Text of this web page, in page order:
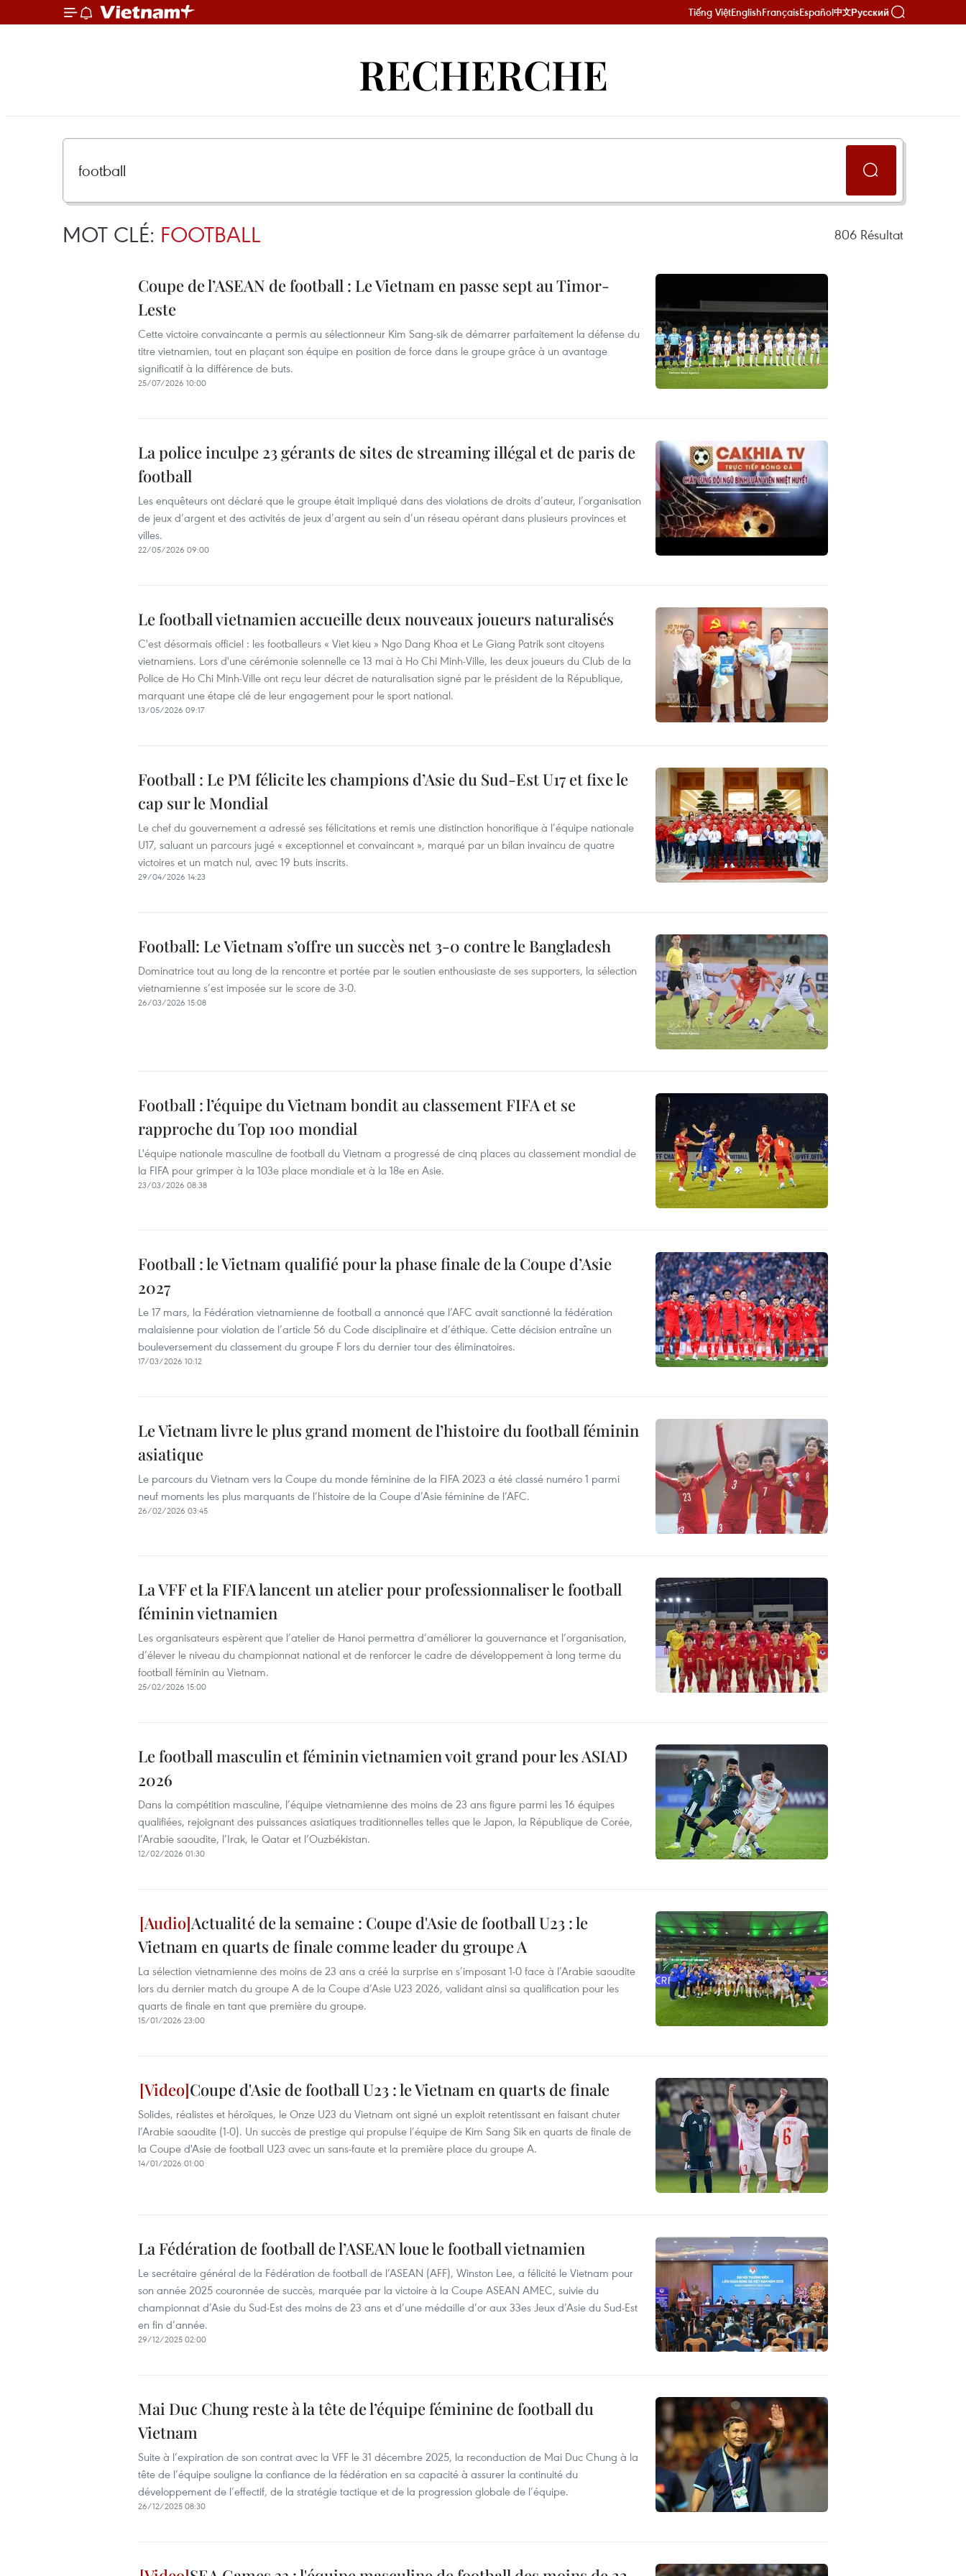
Tiếng ViệtEnglishFrançaisEspañol中文Русский
RECHERCHE
MOT CLÉ: FOOTBALL 806 Résultat
Coupe de l’ASEAN de football : Le Vietnam en passe sept au Timor-
Leste
Cette victoire convaincante a permis au sélectionneur Kim Sang-sik de démarrer parfaitement la défense du
titre vietnamien, tout en plaçant son équipe en position de force dans le groupe grâce à un avantage
significatif à la différence de buts.
25/07/2026 10:00
La police inculpe 23 gérants de sites de streaming illégal et de paris de
football
Les enquêteurs ont déclaré que le groupe était impliqué dans des violations de droits d’auteur, l’organisation
de jeux d’argent et des activités de jeux d’argent au sein d’un réseau opérant dans plusieurs provinces et
villes.
22/05/2026 09:00
Le football vietnamien accueille deux nouveaux joueurs naturalisés
C'est désormais officiel : les footballeurs « Viet kieu » Ngo Dang Khoa et Le Giang Patrik sont citoyens
vietnamiens. Lors d'une cérémonie solennelle ce 13 mai à Ho Chi Minh-Ville, les deux joueurs du Club de la
Police de Ho Chi Minh-Ville ont reçu leur décret de naturalisation signé par le président de la République,
marquant une étape clé de leur engagement pour le sport national.
13/05/2026 09:17
Football : Le PM félicite les champions d’Asie du Sud-Est U17 et fixe le
cap sur le Mondial
Le chef du gouvernement a adressé ses félicitations et remis une distinction honorifique à l’équipe nationale
U17, saluant un parcours jugé « exceptionnel et convaincant », marqué par un bilan invaincu de quatre
victoires et un match nul, avec 19 buts inscrits.
29/04/2026 14:23
Football: Le Vietnam s’offre un succès net 3-0 contre le Bangladesh
Dominatrice tout au long de la rencontre et portée par le soutien enthousiaste de ses supporters, la sélection
vietnamienne s’est imposée sur le score de 3-0.
26/03/2026 15:08
Football : l’équipe du Vietnam bondit au classement FIFA et se
rapproche du Top 100 mondial
L'équipe nationale masculine de football du Vietnam a progressé de cinq places au classement mondial de
la FIFA pour grimper à la 103e place mondiale et à la 18e en Asie.
23/03/2026 08:38
Football : le Vietnam qualifié pour la phase finale de la Coupe d’Asie
2027
Le 17 mars, la Fédération vietnamienne de football a annoncé que l’AFC avait sanctionné la fédération
malaisienne pour violation de l’article 56 du Code disciplinaire et d’éthique. Cette décision entraîne un
bouleversement du classement du groupe F lors du dernier tour des éliminatoires.
17/03/2026 10:12
Le Vietnam livre le plus grand moment de l’histoire du football féminin
asiatique
Le parcours du Vietnam vers la Coupe du monde féminine de la FIFA 2023 a été classé numéro 1 parmi
neuf moments les plus marquants de l’histoire de la Coupe d’Asie féminine de l’AFC.
26/02/2026 03:45
La VFF et la FIFA lancent un atelier pour professionnaliser le football
féminin vietnamien
Les organisateurs espèrent que l’atelier de Hanoi permettra d’améliorer la gouvernance et l’organisation,
d’élever le niveau du championnat national et de renforcer le cadre de développement à long terme du
football féminin au Vietnam.
25/02/2026 15:00
Le football masculin et féminin vietnamien voit grand pour les ASIAD
2026
Dans la compétition masculine, l’équipe vietnamienne des moins de 23 ans figure parmi les 16 équipes
qualifiées, rejoignant des puissances asiatiques traditionnelles telles que le Japon, la République de Corée,
l’Arabie saoudite, l’Irak, le Qatar et l’Ouzbékistan.
12/02/2026 01:30
Actualité de la semaine : Coupe d'Asie de football U23 : le
Vietnam en quarts de finale comme leader du groupe A
La sélection vietnamienne des moins de 23 ans a créé la surprise en s’imposant 1-0 face à l’Arabie saoudite
lors du dernier match du groupe A de la Coupe d’Asie U23 2026, validant ainsi sa qualification pour les
quarts de finale en tant que première du groupe.
15/01/2026 23:00
Coupe d'Asie de football U23 : le Vietnam en quarts de finale
Solides, réalistes et héroïques, le Onze U23 du Vietnam ont signé un exploit retentissant en faisant chuter
l’Arabie saoudite (1-0). Un succès de prestige qui propulse l’équipe de Kim Sang Sik en quarts de finale de
la Coupe d'Asie de football U23 avec un sans-faute et la première place du groupe A.
14/01/2026 01:00
La Fédération de football de l’ASEAN loue le football vietnamien
Le secrétaire général de la Fédération de football de l’ASEAN (AFF), Winston Lee, a félicité le Vietnam pour
son année 2025 couronnée de succès, marquée par la victoire à la Coupe ASEAN AMEC, suivie du
championnat d’Asie du Sud-Est des moins de 23 ans et d’une médaille d’or aux 33es Jeux d’Asie du Sud-Est
en fin d’année.
29/12/2025 02:00
Mai Duc Chung reste à la tête de l’équipe féminine de football du
Vietnam
Suite à l’expiration de son contrat avec la VFF le 31 décembre 2025, la reconduction de Mai Duc Chung à la
tête de l’équipe souligne la confiance de la fédération en sa capacité à assurer la continuité du
développement de l’effectif, de la stratégie tactique et de la progression globale de l’équipe.
26/12/2025 08:30